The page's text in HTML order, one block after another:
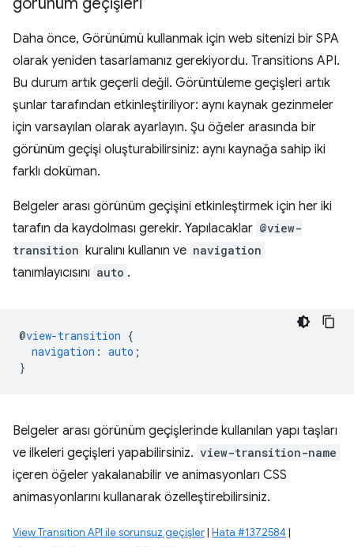
Daha önce, Görünümü kullanmak için web sitenizi bir SPA
olarak yeniden tasarlamanız gerekiyordu. Transitions API.
Bu durum artık geçerli değil. Görüntüleme geçişleri artık
şunlar tarafından etkinleştiriliyor: aynı kaynak gezinmeler
için varsayılan olarak ayarlayın. Şu öğeler arasında bir
görünüm geçişi oluşturabilirsiniz: aynı kaynağa sahip iki
farklı doküman.
Belgeler arası görünüm geçişini etkinleştirmek için her iki
tarafın da kaydolması gerekir. Yapılacaklar @view-
transition kuralını kullanın ve navigation
tanımlayıcısını auto .
@view-transition {
navigation : auto ;
}
Belgeler arası görünüm geçişlerinde kullanılan yapı taşları
ve ilkeleri geçişleri yapabilirsiniz. view-transition-name
içeren öğeler yakalanabilir ve animasyonları CSS
animasyonlarını kullanarak özelleştirebilirsiniz.
View Transition API ile sorunsuz geçişler| Hata #1372584 |